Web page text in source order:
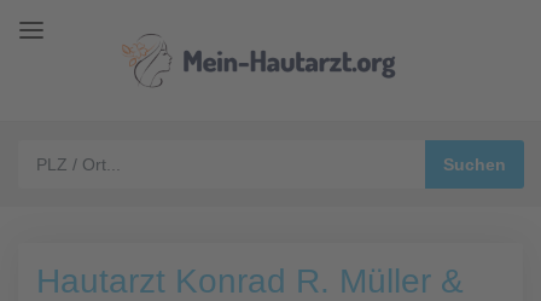
Hautarzt Konrad R. Müller &